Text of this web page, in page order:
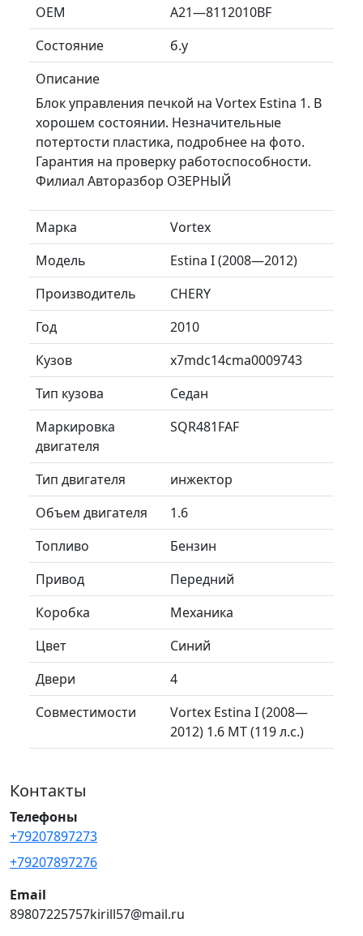
ОЕМ
A21—8112010BF
Состояние
б.у
Описание
Блок управления печкой на Vortex Estina 1. В
хорошем состоянии. Незначительные
потертости пластика, подробнее на фото.
Гарантия на проверку работоспособности.
Филиал Авторазбор ОЗЕРНЫЙ
Марка
Vortex
Модель
Estina I (2008—2012)
Производитель
CHERY
Год
2010
Кузов
x7mdc14cma0009743
Тип кузова
Седан
Маркировка
двигателя
SQR481FAF
Тип двигателя
инжектор
Объем двигателя
1.6
Топливо
Бензин
Привод
Передний
Коробка
Механика
Цвет
Синий
Двери
4
Совместимости
Vortex Estina I (2008—
2012) 1.6 MT (119 л.с.)
Контакты
Телефоны
+79207897273
+79207897276
Email
89807225757kirill57@mail.ru